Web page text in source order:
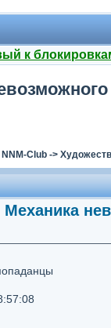
к
NNM-Club ->